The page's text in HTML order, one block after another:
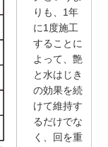
りも、1年
に1度施工
することに
よって、艶
と水はじき
の効果を続
けて維持す
るだけでな
く、回を重